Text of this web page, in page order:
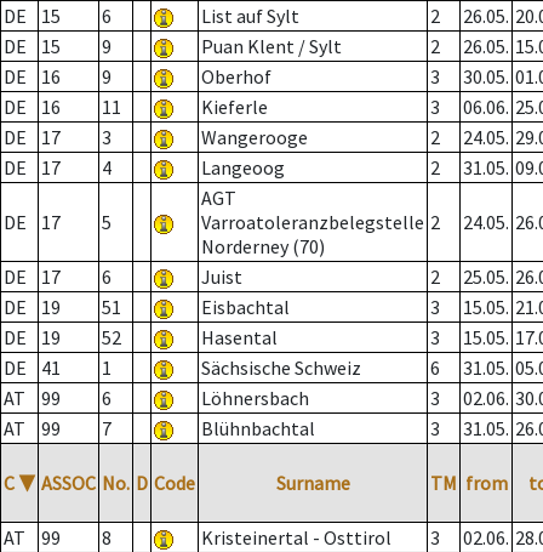
DE
15 6 List auf Sylt 2 26.05.
DE
15 9 Puan Klent / Sylt 2 26.05.
DE
16 9 Oberhof 3 30.05.
DE
16 11 Kieferle 3 06.06.
DE
17 3 Wangerooge 2 24.05.
DE
17 4 Langeoog 2 31.05.
DE 17 5
AGT
Varroatoleranzbelegstelle
Norderney (70)
2 24.05.
DE 17 6 Juist 2 25.05.
DE
19 51 Eisbachtal 3 15.05.
DE
19 52 Hasental 3 15.05.
DE
41 1 Sächsische Schweiz 6 31.05.
AT
99 6 Löhnersbach 3 02.06.
AT
99 7 Blühnbachtal 3 31.05.
C ▼ ASSOC No. D Code Surname TM from
AT 99 8 Kristeinertal - Osttirol 3 02.06.